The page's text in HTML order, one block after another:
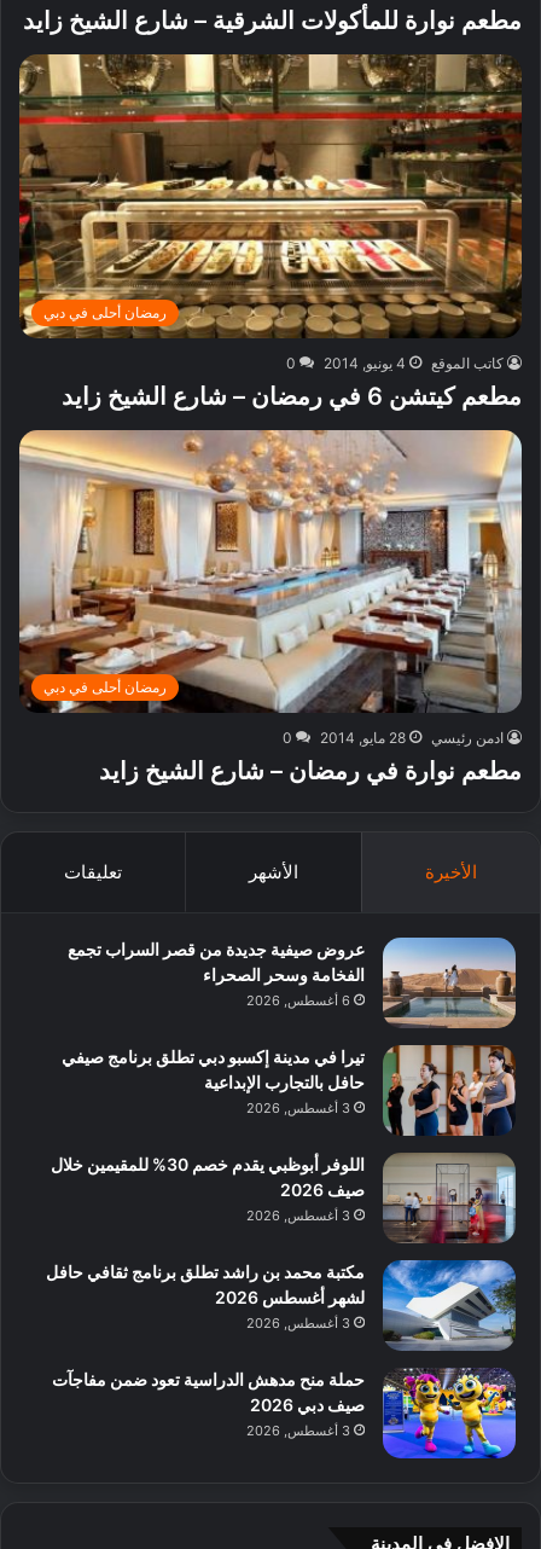
مطعم نوارة للمأكولات الشرقية – شارع الشيخ زايد
رمضان أحلى في دبي
كاتب الموقع 4 يونيو, 2014 0
مطعم كيتشن 6 في رمضان – شارع الشيخ زايد
رمضان أحلى في دبي
ادمن رئيسي 28 مايو, 2014 0
مطعم نوارة في رمضان – شارع الشيخ زايد
الأخيرة الأشهر تعليقات
عروض صيفية جديدة من قصر السراب تجمع
الفخامة وسحر الصحراء
6 أغسطس, 2026
تيرا في مدينة إكسبو دبي تطلق برنامج صيفي
حافل بالتجارب الإبداعية
3 أغسطس, 2026
اللوفر أبوظبي يقدم خصم 30% للمقيمين خلال
صيف 2026
3 أغسطس, 2026
مكتبة محمد بن راشد تطلق برنامج ثقافي حافل
لشهر أغسطس 2026
3 أغسطس, 2026
حملة منح مدهش الدراسية تعود ضمن مفاجآت
صيف دبي 2026
3 أغسطس, 2026
الافضل فى المدينة